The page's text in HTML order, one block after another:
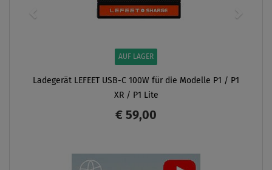
AUF LAGER
Ladegerät LEFEET USB-C 100W für die Modelle P1 / P1
XR / P1 Lite
€ 59,00
ANZEIGEN